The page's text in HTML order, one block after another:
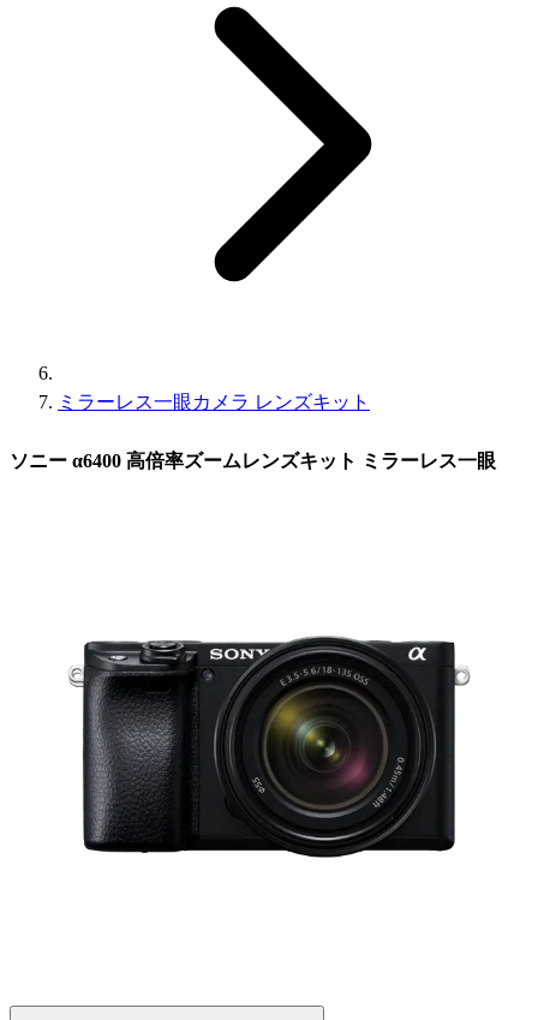
ミラーレス一眼カメラ レンズキット
ソニー α6400 高倍率ズームレンズキット ミラーレス一眼